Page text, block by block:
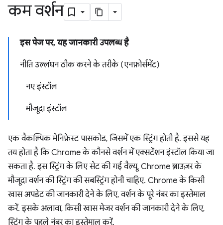
कम वर्शन
इस पेज पर, यह जानकारी उपलब्ध है
नीति उल्लंघन ठीक करने के तरीके (एनफ़ोर्समेंट)
नए इंस्टॉल
मौजूदा इंस्टॉल
एक वैकल्पिक मेनिफ़ेस्ट पासकोड, जिसमें एक स्ट्रिंग होती है. इससे यह
तय होता है कि Chrome के कौनसे वर्शन में एक्सटेंशन इंस्टॉल किया जा
सकता है. इस स्ट्रिंग के लिए सेट की गई वैल्यू, Chrome ब्राउज़र के
मौजूदा वर्शन की स्ट्रिंग की सबस्ट्रिंग होनी चाहिए. Chrome के किसी
खास अपडेट की जानकारी देने के लिए, वर्शन के पूरे नंबर का इस्तेमाल
करें. इसके अलावा, किसी खास मेजर वर्शन की जानकारी देने के लिए,
स्ट्रिंग के पहले नंबर का इस्तेमाल करें.